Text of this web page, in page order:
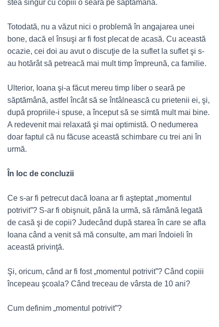
stea singur cu copiii o seară pe săptămână.
Totodată, nu a văzut nici o problemă în angajarea unei
bone, dacă el însuşi ar fi fost plecat de acasă. Cu această
ocazie, cei doi au avut o discuţie de la suflet la suflet şi s-
au hotărât să petreacă mai mult timp împreună, ca familie.
Ulterior, Ioana şi-a făcut mereu timp liber o seară pe
săptămână, astfel încât să se întâlnească cu prietenii ei, şi,
după propriile-i spuse, a început să se simtă mult mai bine.
A redevenit mai relaxată şi mai optimistă. O nedumerea
doar faptul că nu făcuse această schimbare cu trei ani în
urmă.
În loc de concluzii
Ce s-ar fi petrecut dacă Ioana ar fi aşteptat „momentul
potrivit”? S-ar fi obişnuit, până la urmă, să rămână legată
de casă şi de copii? Judecând după starea în care se afla
Ioana când a venit să mă consulte, am mari îndoieli în
această privinţă.
Şi, oricum, când ar fi fost „momentul potrivit”? Când copiii
începeau şcoala? Când treceau de vârsta de 10 ani?
Cum definim „momentul potrivit”?